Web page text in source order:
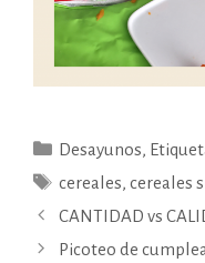
Categorías
Desayunos,
Etiquetas
cereales,cereales
CANTIDAD vs
Picoteo de